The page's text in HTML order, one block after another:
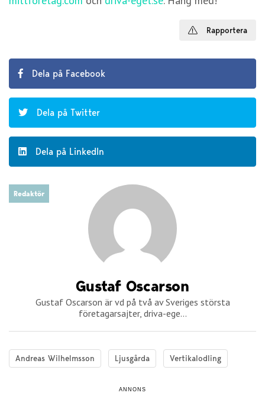
Dela på Facebook
Dela på Twitter
Dela på LinkedIn
Redaktör
Gustaf Oscarson
Gustaf Oscarson är vd på två av Sveriges största
företagarsajter, driva-ege...
Andreas Wilhelmsson Ljusgårda Vertikalodling
Rapportera
ANNONS